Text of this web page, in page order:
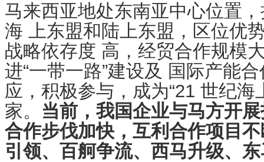
马来西亚地处东南亚中心位置
海 上东盟和陆上东盟，区位优
战略依存度 高，经贸合作规模
进“一带一路”建设及 国际产能
应，积极参与，成为“21 世纪海
家。 当前，我国企业与马方开
合作步伐加快，互利合作项目
引领、百舸争流、西马升级、